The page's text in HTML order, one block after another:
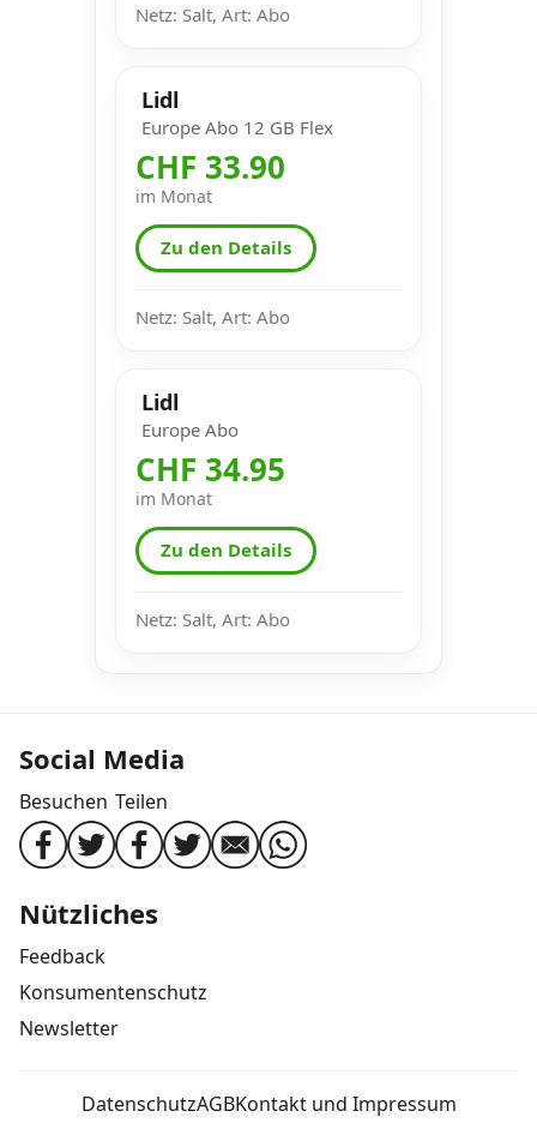
Netz: Salt, Art: Abo
Lidl
Europe Abo 12 GB Flex
CHF 33.90
im Monat
Zu den Details
Netz: Salt, Art: Abo
Lidl
Europe Abo
CHF 34.95
im Monat
Zu den Details
Netz: Salt, Art: Abo
Social Media
Besuchen Teilen
Nützliches
Feedback
Konsumentenschutz
Newsletter
DatenschutzAGBKontakt und Impressum